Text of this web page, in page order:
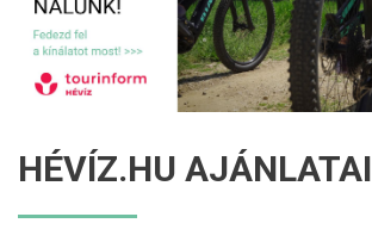
HÉVÍZ.HU AJÁNLATAI